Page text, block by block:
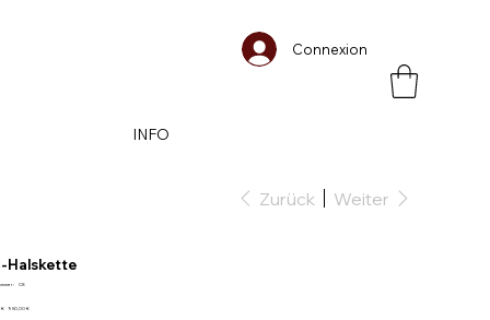
Connexion
INFO
Zurück Weiter
Halskette
Artikelnummer:
C8
€ Angebotspreis
950,00 €